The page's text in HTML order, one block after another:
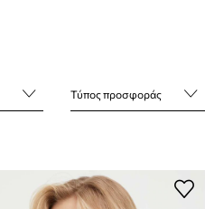
Τύπος προσφοράς